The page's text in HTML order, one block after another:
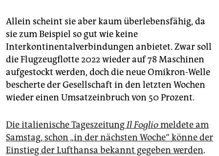
Allein scheint sie aber kaum überlebensfähig, da
sie zum Beispiel so gut wie keine
Interkontinentalverbindungen anbietet. Zwar soll
die Flugzeugflotte 2022 wieder auf 78 Maschinen
aufgestockt werden, doch die neue Omikron-Welle
bescherte der Gesellschaft in den letzten Wochen
wieder einen Umsatzeinbruch von 50 Prozent.
Die italienische TageszeitungIl Fogliomeldete am
Samstag, schon „in der nächsten Woche“ könne der
Einstieg der Lufthansa bekannt gegeben werden.